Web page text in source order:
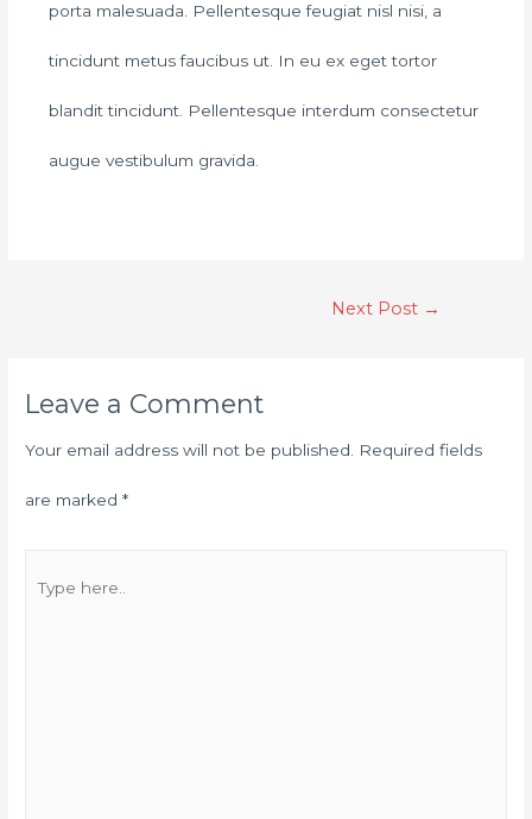
porta malesuada. Pellentesque feugiat nisl nisi, a
tincidunt metus faucibus ut. In eu ex eget tortor
blandit tincidunt. Pellentesque interdum consectetur
augue vestibulum gravida.
Next Post →
Leave a Comment
Your email address will not be published. Required fields
are marked*